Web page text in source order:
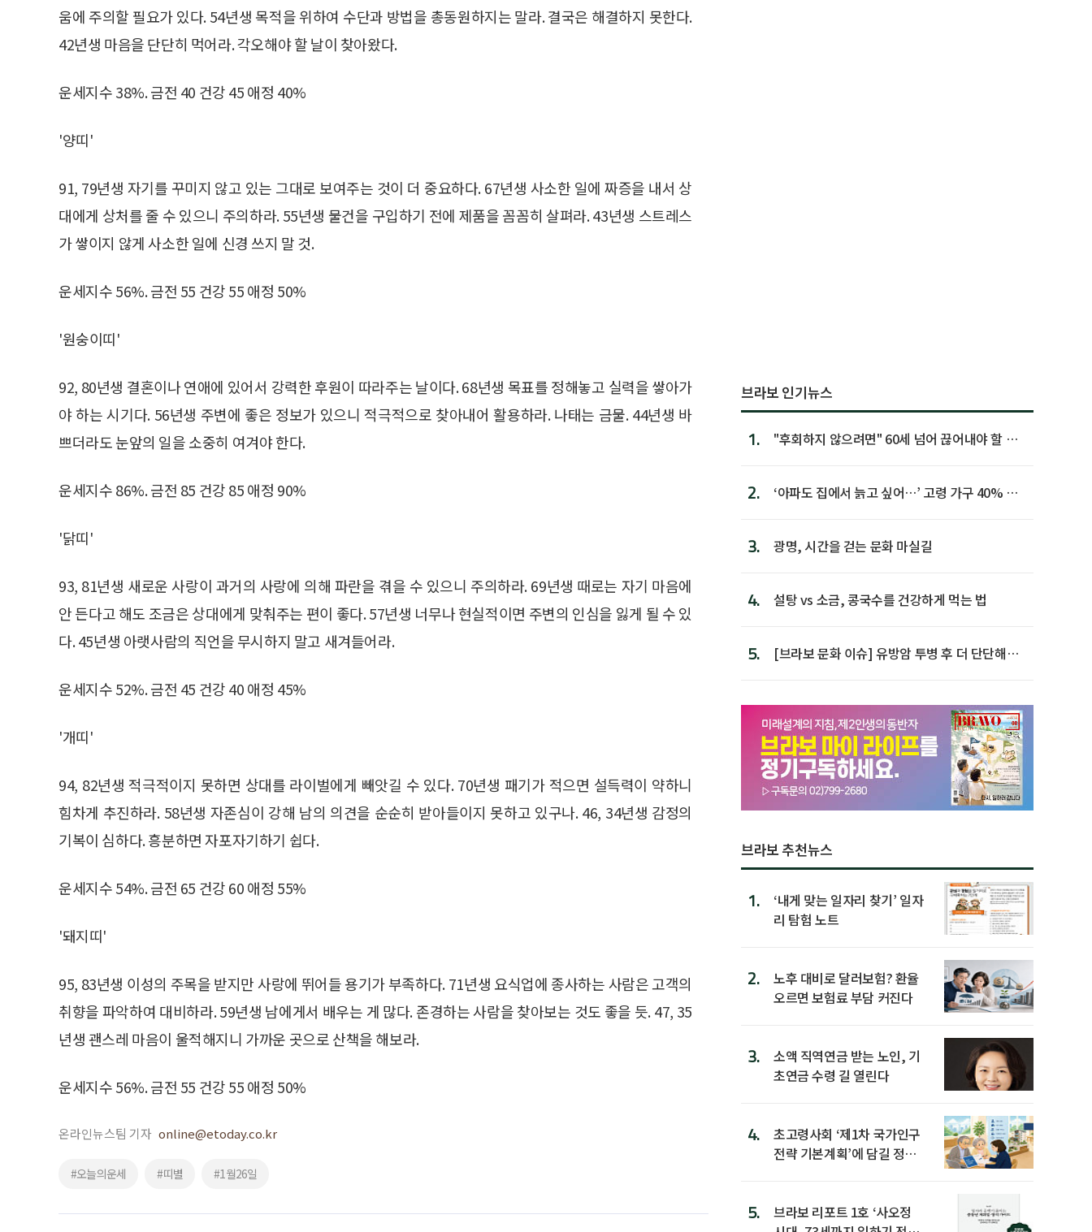
움에 주의할 필요가 있다. 54년생 목적을 위하여 수단과 방법을 총동원하지는 말라. 결국은 해결하지 못한다.
42년생 마음을 단단히 먹어라. 각오해야 할 날이 찾아왔다.
운세지수 38%. 금전 40 건강 45 애정 40%
'양띠'
91, 79년생 자기를 꾸미지 않고 있는 그대로 보여주는 것이 더 중요하다. 67년생 사소한 일에 짜증을 내서 상
대에게 상처를 줄 수 있으니 주의하라. 55년생 물건을 구입하기 전에 제품을 꼼꼼히 살펴라. 43년생 스트레스
가 쌓이지 않게 사소한 일에 신경 쓰지 말 것.
운세지수 56%. 금전 55 건강 55 애정 50%
'원숭이띠'
92, 80년생 결혼이나 연애에 있어서 강력한 후원이 따라주는 날이다. 68년생 목표를 정해놓고 실력을 쌓아가
야 하는 시기다. 56년생 주변에 좋은 정보가 있으니 적극적으로 찾아내어 활용하라. 나태는 금물. 44년생 바
쁘더라도 눈앞의 일을 소중히 여겨야 한다.
운세지수 86%. 금전 85 건강 85 애정 90%
'닭띠'
93, 81년생 새로운 사랑이 과거의 사랑에 의해 파란을 겪을 수 있으니 주의하라. 69년생 때로는 자기 마음에
안 든다고 해도 조금은 상대에게 맞춰주는 편이 좋다. 57년생 너무나 현실적이면 주변의 인심을 잃게 될 수 있
다. 45년생 아랫사람의 직언을 무시하지 말고 새겨들어라.
운세지수 52%. 금전 45 건강 40 애정 45%
'개띠'
94, 82년생 적극적이지 못하면 상대를 라이벌에게 빼앗길 수 있다. 70년생 패기가 적으면 설득력이 약하니
힘차게 추진하라. 58년생 자존심이 강해 남의 의견을 순순히 받아들이지 못하고 있구나. 46, 34년생 감정의
기복이 심하다. 흥분하면 자포자기하기 쉽다.
운세지수 54%. 금전 65 건강 60 애정 55%
'돼지띠'
95, 83년생 이성의 주목을 받지만 사랑에 뛰어들 용기가 부족하다. 71년생 요식업에 종사하는 사람은 고객의
취향을 파악하여 대비하라. 59년생 남에게서 배우는 게 많다. 존경하는 사람을 찾아보는 것도 좋을 듯. 47, 35
년생 괜스레 마음이 울적해지니 가까운 곳으로 산책을 해보라.
운세지수 56%. 금전 55 건강 55 애정 50%
온라인뉴스팀 기자 online@etoday.co.kr
#오늘의운세 #띠별 #1월26일
브라보 인기뉴스
1.
"후회하지 않으려면" 60세 넘어 끊어내야 할 사
2.
‘아파도 집에서 늙고 싶어…’ 고령 가구 40% 노
3. 광명, 시간을 걷는 문화 마실길
4. 설탕 vs 소금, 콩국수를 건강하게 먹는 법
5.
[브라보 문화 이슈] 유방암 투병 후 더 단단해진
브라보 추천뉴스
1.
‘내게 맞는 일자리 찾기’ 일자
리 탐험 노트
2.
노후 대비로 달러보험? 환율
오르면 보험료 부담 커진다
3.
소액 직역연금 받는 노인, 기
초연금 수령 길 열린다
4.
초고령사회 ‘제1차 국가인구
전략 기본계획’에 담길 정책
5.
브라보 리포트 1호 ‘사오정